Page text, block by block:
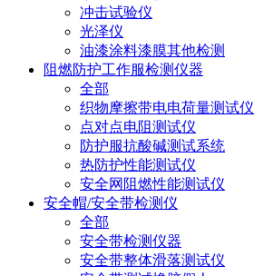
冲击试验仪
光泽仪
油漆涂料漆膜其他检测
阻燃防护工作服检测仪器
全部
织物摩擦带电电荷量测试仪
点对点电阻测试仪
防护服抗酸碱测试系统
热防护性能测试仪
安全网阻燃性能测试仪
安全帽/安全带检测仪
全部
安全带检测仪器
安全带整体滑落测试仪